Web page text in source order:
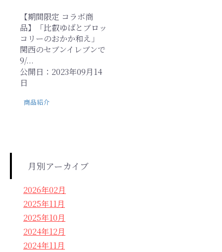
【期間限定 コラボ商
品】「比叡ゆばとブロッ
コリーのおかか和え」
関西のセブンイレブンで
9/...
公開日：2023年09月14
日
商品紹介
月別アーカイブ
2026年02月
2025年11月
2025年10月
2024年12月
2024年11月